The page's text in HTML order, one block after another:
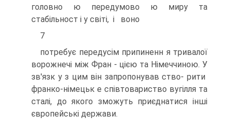
головно ю передумово ю миру та
стабільност і у світі, і воно
7
потребує передусім припиненн я тривалої
ворожнечі між Фран - цією та Німеччиною. У
зв'язк у з цим він запропонував ство- рити
франко-німецьк е співтовариство вугілля та
сталі, до якого зможуть приєднатися інші
європейські держави.